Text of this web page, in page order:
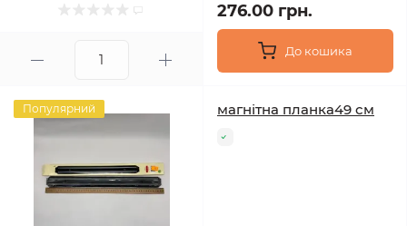
276.00 грн.
До кошика
Популярний магнітна планка49 см